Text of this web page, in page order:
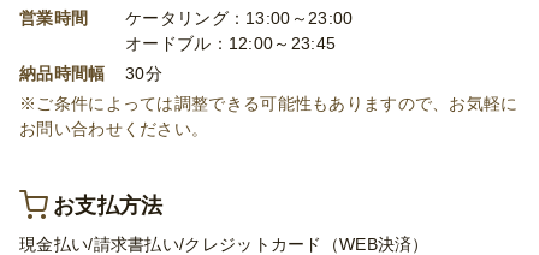
営業時間
ケータリング：13:00～23:00
オードブル：12:00～23:45
納品時間幅
30分
※ご条件によっては調整できる可能性もありますので、お気軽に
お問い合わせください。
お支払方法
現金払い/請求書払い/クレジットカード（WEB決済）